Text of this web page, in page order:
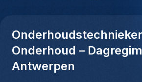
Onderhoud –
Antwerpen